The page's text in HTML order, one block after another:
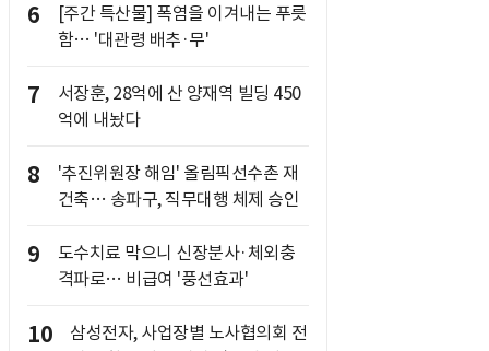
6
[주간 특산물] 폭염을 이겨내는 푸릇
함… '대관령 배추·무'
7
서장훈, 28억에 산 양재역 빌딩 450
억에 내놨다
8
'추진위원장 해임' 올림픽선수촌 재
건축… 송파구, 직무대행 체제 승인
9
도수치료 막으니 신장분사·체외충
격파로… 비급여 '풍선효과'
10
삼성전자, 사업장별 노사협의회 전